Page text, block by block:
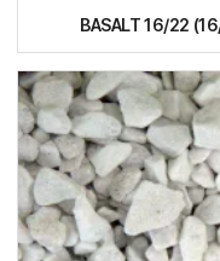
BASALT 16/22